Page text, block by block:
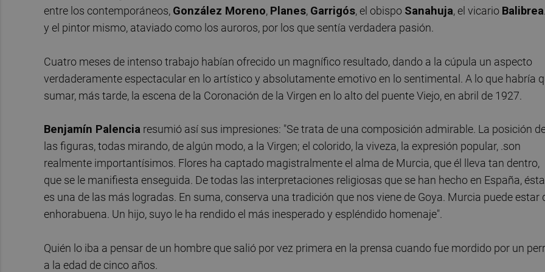
entre los contemporáneos, González Moreno, Planes, Garrigós, el obispo Sanahuja, el vicario Balibrea
y el pintor mismo, ataviado como los auroros, por los que sentía verdadera pasión.
Cuatro meses de intenso trabajo habían ofrecido un magnífico resultado, dando a la cúpula un aspecto
verdaderamente espectacular en lo artístico y absolutamente emotivo en lo sentimental. A lo que habría
sumar, más tarde, la escena de la Coronación de la Virgen en lo alto del puente Viejo, en abril de 1927.
Benjamín Palencia resumió así sus impresiones: "Se trata de una composición admirable. La posición
las figuras, todas mirando, de algún modo, a la Virgen; el colorido, la viveza, la expresión popular, .son
realmente importantísimos. Flores ha captado magistralmente el alma de Murcia, que él lleva tan dentro,
que se le manifiesta enseguida. De todas las interpretaciones religiosas que se han hecho en España, ésta
es una de las más logradas. En suma, conserva una tradición que nos viene de Goya. Murcia puede estar
enhorabuena. Un hijo, suyo le ha rendido el más inesperado y espléndido homenaje".
Quién lo iba a pensar de un hombre que salió por vez primera en la prensa cuando fue mordido por un
a la edad de cinco años.